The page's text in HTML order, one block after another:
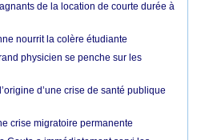
de la location de courte durée à
nourrit la colère étudiante
physicien se penche sur les
d’une crise de santé publique
crise migratoire permanente